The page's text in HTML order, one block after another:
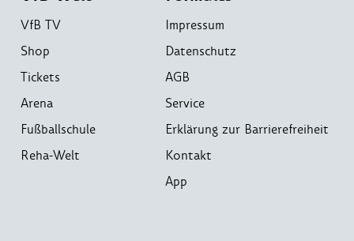
VfB TV
Shop
Tickets
Arena
Fußballschule
Reha-Welt
Impressum
Datenschutz
AGB
Service
Erklärung zur Barrierefreiheit
Kontakt
App